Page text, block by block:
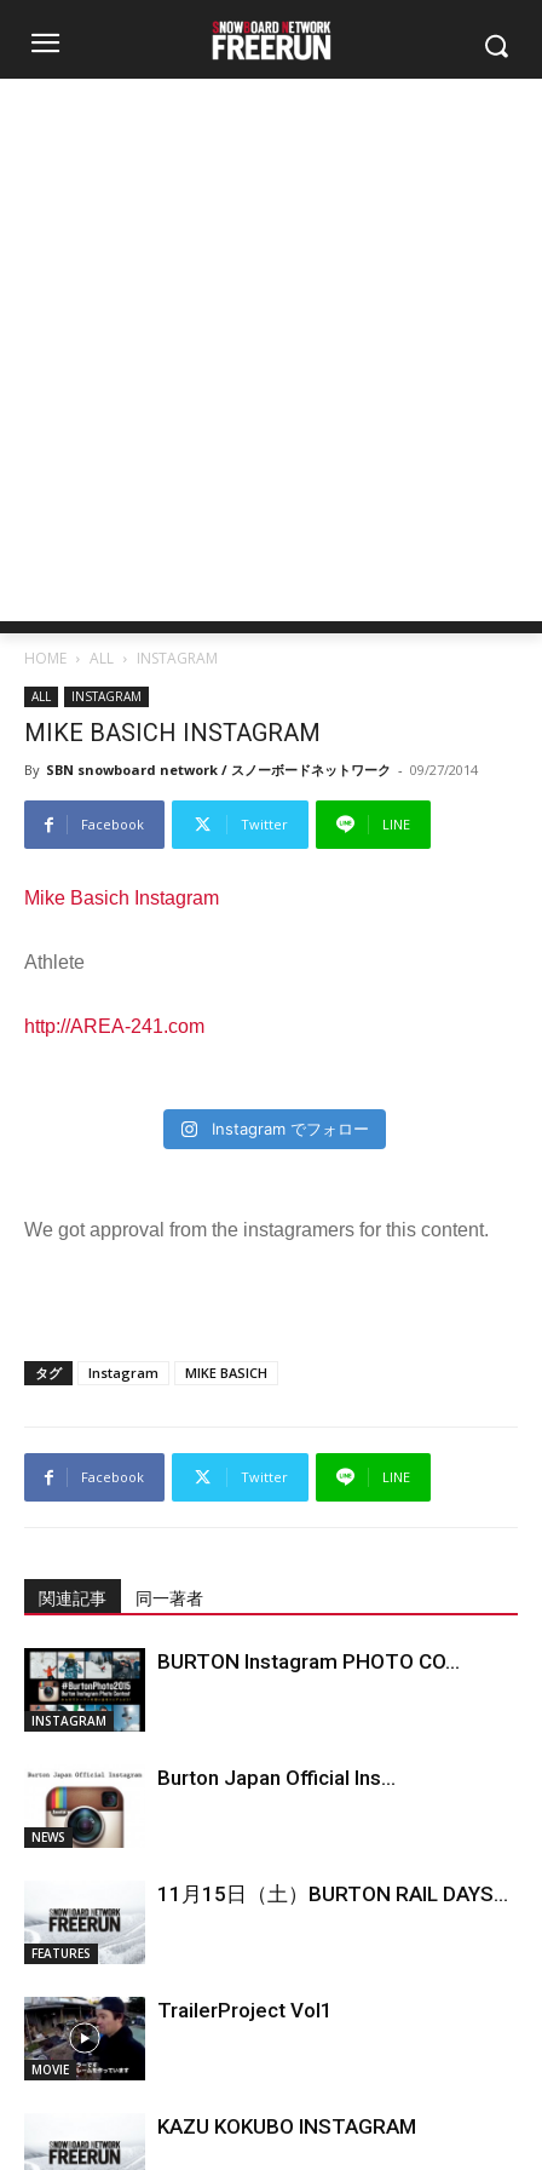
HOME ALL INSTAGRAM
ALL INSTAGRAM
MIKE BASICH INSTAGRAM
By SBN snowboard network / スノーボードネットワーク - 09/27/2014
Facebook Twitter LINE
Mike Basich Instagram
Athlete
http://AREA-241.com
Instagram でフォロー
We got approval from the instagramers for this content.
タグ Instagram MIKE BASICH
Facebook Twitter LINE
関連記事 同一著者
INSTAGRAM
BURTON Instagram PHOTO CO...
NEWS
Burton Japan Official Ins...
FEATURES
11月15日（土）BURTON RAIL DAYS...
MOVIE
TrailerProject Vol1
KAZU KOKUBO INSTAGRAM